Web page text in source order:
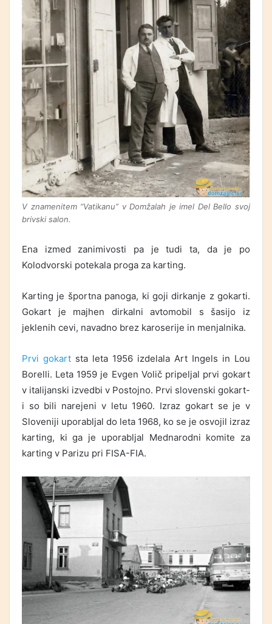
V znamenitem “Vatikanu” v Domžalah je imel Del Bello svoj
brivski salon.
Ena izmed zanimivosti pa je tudi ta, da je po
Kolodvorski potekala proga za karting.
Karting je športna panoga, ki goji dirkanje z gokarti.
Gokart je majhen dirkalni avtomobil s šasijo iz
jeklenih cevi, navadno brez karoserije in menjalnika.
Prvi gokart sta leta 1956 izdelala Art Ingels in Lou
Borelli. Leta 1959 je Evgen Volič pripeljal prvi gokart
v italijanski izvedbi v Postojno. Prvi slovenski gokart-
i so bili narejeni v letu 1960. Izraz gokart se je v
Sloveniji uporabljal do leta 1968, ko se je osvojil izraz
karting, ki ga je uporabljal Mednarodni komite za
karting v Parizu pri FISA-FIA.